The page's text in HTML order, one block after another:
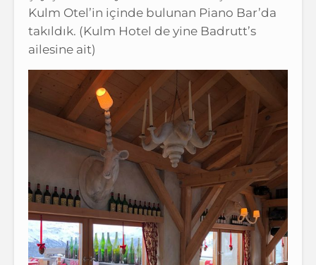
Kulm Otel’in içinde bulunan Piano Bar’da
takıldık. (Kulm Hotel de yine Badrutt’s
ailesine ait)